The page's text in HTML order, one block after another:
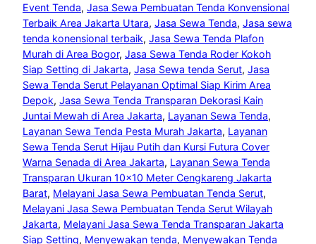
Event Tenda, Jasa Sewa Pembuatan Tenda Konvensional
Terbaik Area Jakarta Utara, Jasa Sewa Tenda, Jasa sewa
tenda konensional terbaik, Jasa Sewa Tenda Plafon
Murah di Area Bogor, Jasa Sewa Tenda Roder Kokoh
Siap Setting di Jakarta, Jasa Sewa tenda Serut, Jasa
Sewa Tenda Serut Pelayanan Optimal Siap Kirim Area
Depok, Jasa Sewa Tenda Transparan Dekorasi Kain
Juntai Mewah di Area Jakarta, Layanan Sewa Tenda
Layanan Sewa Tenda Pesta Murah Jakarta, Layanan
Sewa Tenda Serut Hijau Putih dan Kursi Futura Cover
Warna Senada di Area Jakarta, Layanan Sewa Tenda
Transparan Ukuran 10×10 Meter Cengkareng Jakarta
Barat, Melayani Jasa Sewa Pembuatan Tenda Serut
Melayani Jasa Sewa Pembuatan Tenda Serut Wilayah
Jakarta, Melayani Jasa Sewa Tenda Transparan Jakarta
Siap Setting, Menyewakan tenda, Menyewakan Tenda